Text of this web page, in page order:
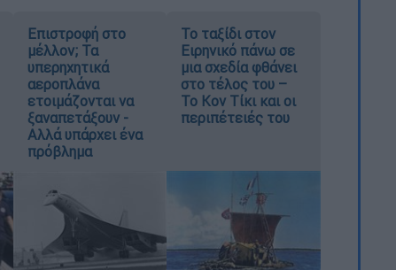
Επιστροφή στο
μέλλον; Τα
υπερηχητικά
αεροπλάνα
ετοιμάζονται να
ξαναπετάξουν -
Αλλά υπάρχει ένα
πρόβλημα
Το ταξίδι στον
Ειρηνικό πάνω σε
μια σχεδία φθάνει
στο τέλος του –
Το Κον Τίκι και οι
περιπέτειές του